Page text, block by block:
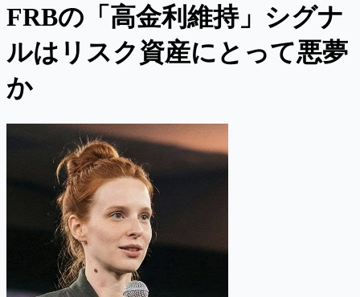
FRBの「高金利維持」シグナ
ルはリスク資産にとって悪夢
か